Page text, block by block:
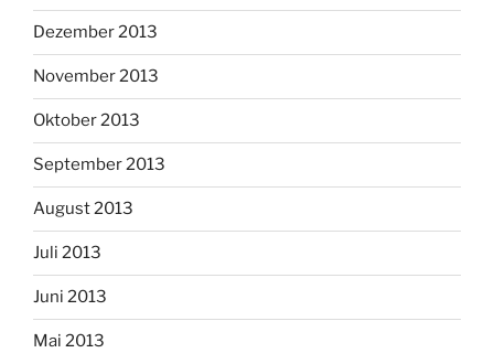
Dezember 2013
November 2013
Oktober 2013
September 2013
August 2013
Juli 2013
Juni 2013
Mai 2013